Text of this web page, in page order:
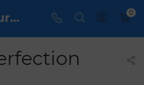
Косметика Pure Age Perfection Sensilis - купить в интернет магазине ✔️ по выгодной цене 0